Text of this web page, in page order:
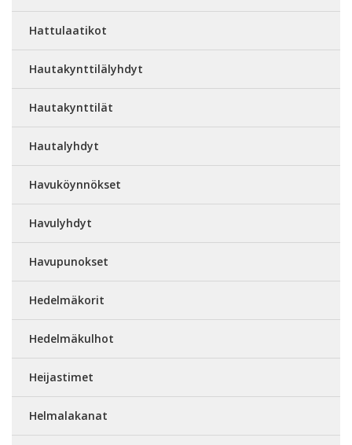
Hattulaatikot
Hautakynttilälyhdyt
Hautakynttilät
Hautalyhdyt
Havuköynnökset
Havulyhdyt
Havupunokset
Hedelmäkorit
Hedelmäkulhot
Heijastimet
Helmalakanat